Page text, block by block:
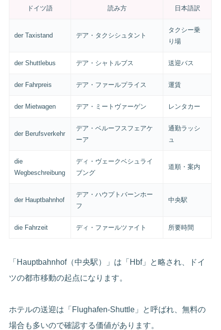
ドイツ語 読み方 日本語訳
der Taxistand デア・タクシシュタント
タクシー乗
り場
der Shuttlebus デア・シャトルブス 送迎バス
der Fahrpreis デア・ファールプライス 運賃
der Mietwagen デア・ミートヴァーゲン レンタカー
der Berufsverkehr
デア・ベルーフスフェアケ
ーア
通勤ラッシ
ュ
die
Wegbeschreibung
ディ・ヴェークベシュライ
ブング
道順・案内
der Hauptbahnhof
デア・ハウプトバーンホー
フ
中央駅
die Fahrzeit ディ・ファールツァイト 所要時間
「Hauptbahnhof（中央駅）」は「Hbf」と略され、ドイ
ツの都市移動の起点になります。
ホテルの送迎は「Flughafen-Shuttle」と呼ばれ、無料の
場合も多いので確認する価値があります。